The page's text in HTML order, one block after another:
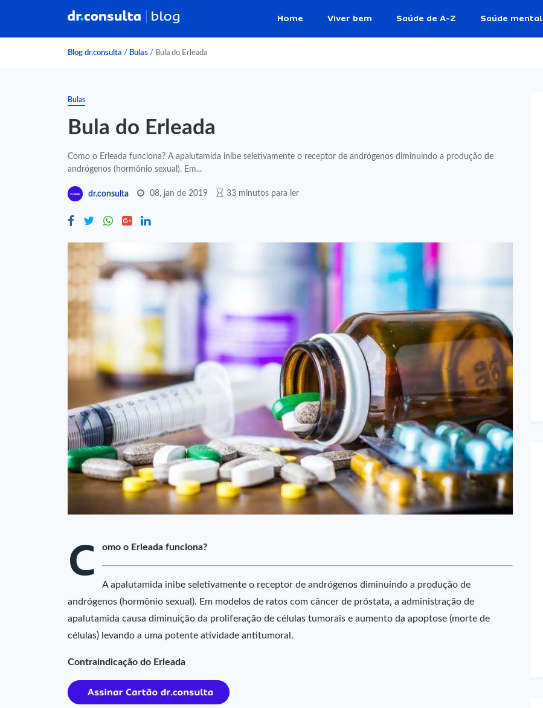
Home Viver bem Saúde de A-Z Saúde mental
Blog dr.consulta / Bulas / Bula do Erleada
Bulas
Bula do Erleada
Como o Erleada funciona? A apalutamida inibe seletivamente o receptor de andrógenos diminuindo a produção de
andrógenos (hormônio sexual). Em...
dr.consulta 08, jan de 2019 33 minutos para ler
C omo o Erleada funciona?
A apalutamida inibe seletivamente o receptor de andrógenos diminuindo a produção de
andrógenos (hormônio sexual). Em modelos de ratos com câncer de próstata, a administração de
apalutamida causa diminuição da proliferação de células tumorais e aumento da apoptose (morte de
células) levando a uma potente atividade antitumoral.
Contraindicação do Erleada